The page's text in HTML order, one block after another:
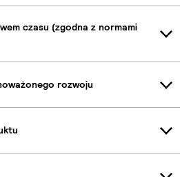
czasu (zgodna z normami
rozwoju